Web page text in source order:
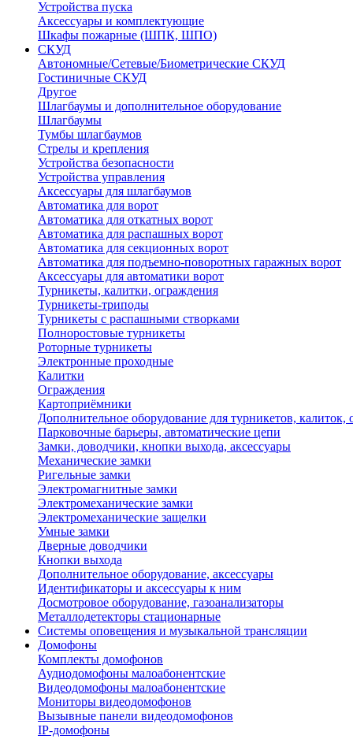
Устройства пуска
Аксессуары и комплектующие
Шкафы пожарные (ШПК, ШПО)
СКУД
Автономные/Сетевые/Биометрические СКУД
Гостиничные СКУД
Другое
Шлагбаумы и дополнительное оборудование
Шлагбаумы
Тумбы шлагбаумов
Стрелы и крепления
Устройства безопасности
Устройства управления
Аксессуары для шлагбаумов
Автоматика для ворот
Автоматика для откатных ворот
Автоматика для распашных ворот
Автоматика для секционных ворот
Автоматика для подъемно-поворотных гаражных ворот
Аксессуары для автоматики ворот
Турникеты, калитки, ограждения
Турникеты-триподы
Турникеты с распашными створками
Полноростовые турникеты
Роторные турникеты
Электронные проходные
Калитки
Ограждения
Картоприёмники
Дополнительное оборудование для турникетов, калиток,
Парковочные барьеры, автоматические цепи
Замки, доводчики, кнопки выхода, аксессуары
Механические замки
Ригельные замки
Электромагнитные замки
Электромеханические замки
Электромеханические защелки
Умные замки
Дверные доводчики
Кнопки выхода
Дополнительное оборудование, аксессуары
Идентификаторы и аксессуары к ним
Досмотровое оборудование, газоанализаторы
Металлодетекторы стационарные
Системы оповещения и музыкальной трансляции
Домофоны
Комплекты домофонов
Аудиодомофоны малоабонентские
Видеодомофоны малоабонентские
Мониторы видеодомофонов
Вызывные панели видеодомофонов
IP-домофоны